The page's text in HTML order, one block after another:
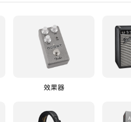
效果器